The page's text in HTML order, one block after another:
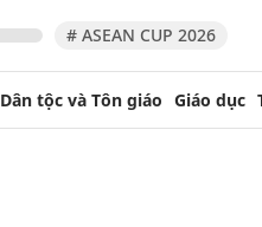
# ASEAN CUP 2026
Dân tộc và Tôn giáo Giáo dục